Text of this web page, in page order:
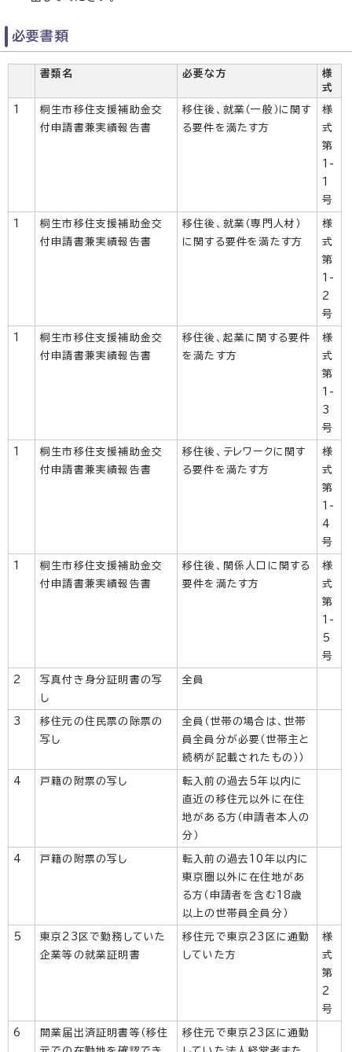
必要書類
書類名 必要な方
様
式
桐生市移住支援補助金交
付申請書兼実績報告書
移住後、就業（一般）に関す
る要件を満たす方
様
式
第
1-
号
桐生市移住支援補助金交
付申請書兼実績報告書
移住後、就業（専門人材）
に関する要件を満たす方
様
式
第
1-
2
号
桐生市移住支援補助金交
付申請書兼実績報告書
移住後、起業に関する要件
を満たす方
様
式
第
1-
3
号
桐生市移住支援補助金交
付申請書兼実績報告書
移住後、テレワークに関す
る要件を満たす方
様
式
第
1-
4
号
桐生市移住支援補助金交
付申請書兼実績報告書
移住後、関係人口に関する
要件を満たす方
様
式
第
1-
5
号
2
写真付き身分証明書の写
し
全員
3
移住元の住民票の除票の
写し
全員（世帯の場合は、世帯
員全員分が必要（世帯主と
続柄が記載されたもの））
4 戸籍の附票の写し
転入前の過去5年以内に
直近の移住元以外に在住
地がある方（申請者本人の
分）
4 戸籍の附票の写し
転入前の過去10年以内に
東京圏以外に在住地があ
る方（申請者を含む18歳
以上の世帯員全員分）
5
東京23区で勤務していた
企業等の就業証明書
移住元で東京23区に通勤
していた方
様
式
第
2
号
6
開業届出済証明書等（移住
移住元で東京23区に通勤